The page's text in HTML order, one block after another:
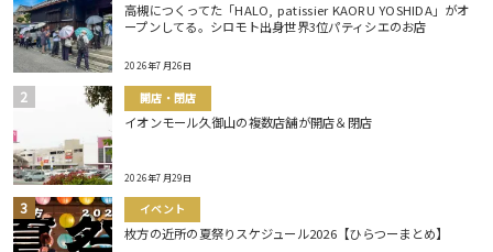
高槻につくってた「HALO, patissier KAORU YOSHIDA」がオ
ープンしてる。シロモト出身世界3位パティシエのお店
2026年7月26日
開店・閉店
イオンモール久御山の複数店舗が開店＆閉店
2026年7月29日
イベント
枚方の近所の夏祭りスケジュール2026【ひらつーまとめ】